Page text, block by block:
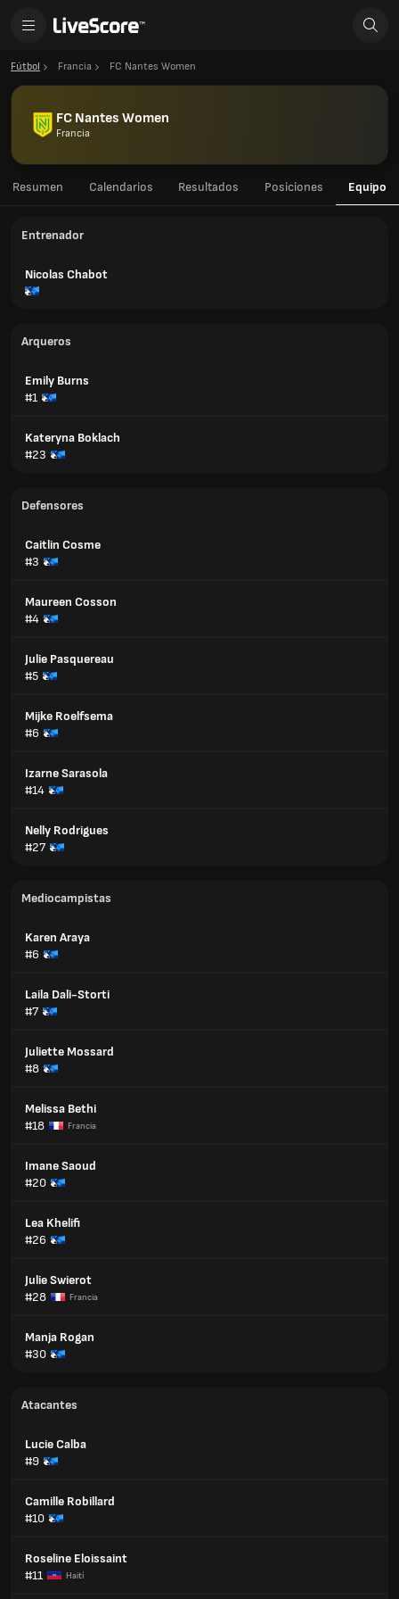
Fútbol Francia FC Nantes Women
FC Nantes Women
Francia
Resumen Calendarios Resultados Posiciones Equipo
Entrenador
Nicolas Chabot
Arqueros
Emily Burns
#1
Kateryna Boklach
#23
Defensores
Caitlin Cosme
#3
Maureen Cosson
#4
Julie Pasquereau
#5
Mijke Roelfsema
#6
Izarne Sarasola
#14
Nelly Rodrigues
#27
Mediocampistas
Karen Araya
#6
Laila Dali-Storti
#7
Juliette Mossard
#8
Melissa Bethi
#18
Francia
Imane Saoud
#20
Lea Khelifi
#26
Julie Swierot
#28
Francia
Manja Rogan
#30
Atacantes
Lucie Calba
#9
Camille Robillard
#10
Roseline Eloissaint
#11
Haití